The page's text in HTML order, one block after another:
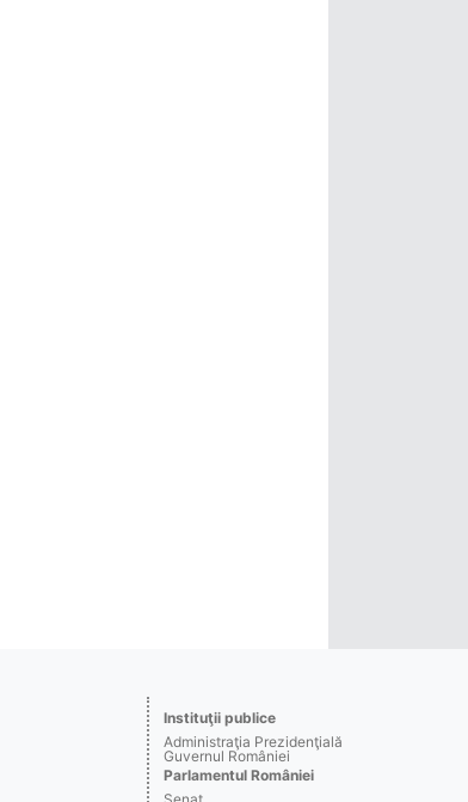
Instituţii publice
Administraţia Prezidenţială
Guvernul României
Parlamentul României